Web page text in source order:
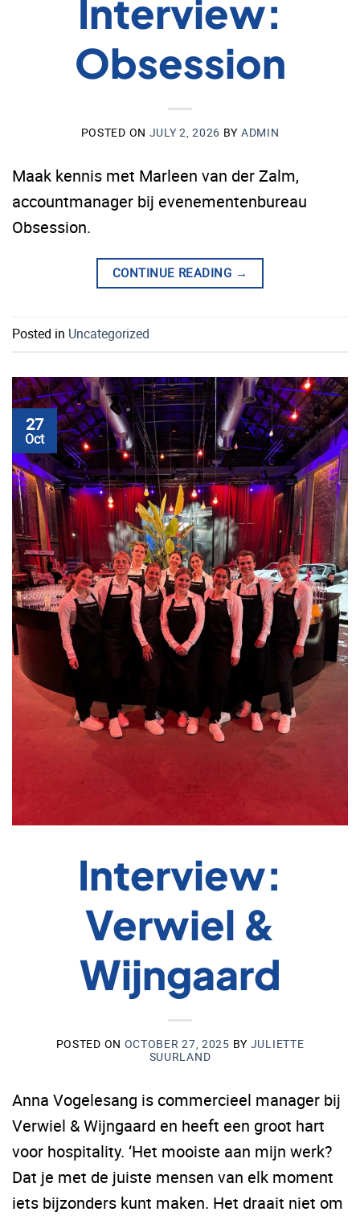
Interview:
Obsession
POSTED ON JULY 2, 2026 BY ADMIN
Maak kennis met Marleen van der Zalm,
accountmanager bij evenementenbureau
Obsession.
CONTINUE READING →
Posted in Uncategorized
27
Oct
Interview:
Verwiel &
Wijngaard
POSTED ON OCTOBER 27, 2025 BY JULIETTE
SUURLAND
Anna Vogelesang is commercieel manager bij
Verwiel & Wijngaard en heeft een groot hart
voor hospitality. ‘Het mooiste aan mijn werk?
Dat je met de juiste mensen van elk moment
iets bijzonders kunt maken. Het draait niet om